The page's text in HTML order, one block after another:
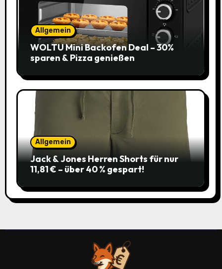
Allgemein
WOLTU Mini Backofen Deal – 30%
sparen & Pizza genießen
Allgemein
Jack & Jones Herren Shorts für nur
11,81 € – über 40 % gespart!